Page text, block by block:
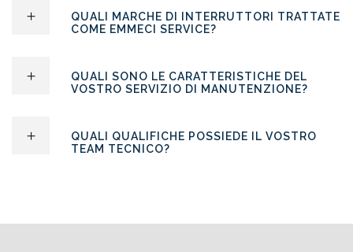
QUALI MARCHE DI INTERRUTTORI TRATTATE
COME EMMECI SERVICE?
QUALI SONO LE CARATTERISTICHE DEL
VOSTRO SERVIZIO DI MANUTENZIONE?
QUALI QUALIFICHE POSSIEDE IL VOSTRO
TEAM TECNICO?